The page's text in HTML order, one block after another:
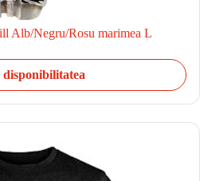
Alb/Negru/Rosu marimea L